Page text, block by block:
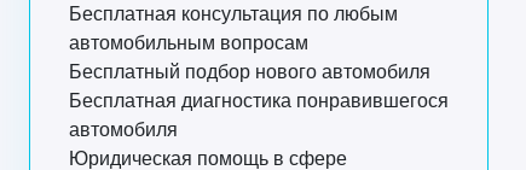
Бесплатная консультация по любым
автомобильным вопросам
Бесплатный подбор нового автомобиля
Бесплатная диагностика понравившегося
автомобиля
Юридическая помощь в сфере